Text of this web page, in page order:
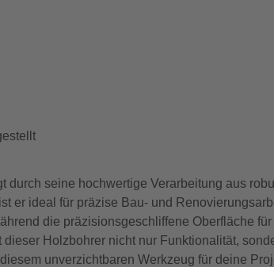
durch seine hochwertige Verarbeitung aus
er ideal für präzise Bau- und
die präzisionsgeschliffene Oberfläche
Holzbohrer nicht nur Funktionalität,
unverzichtbaren Werkzeug für deine